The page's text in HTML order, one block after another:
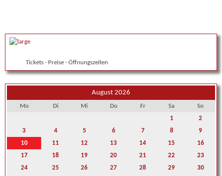
Tickets · Preise · Öffnungszeiten
August 2026
Mo Di Mi Do Fr Sa
So
1
2
3
4 5 6 7 8
9
10
11 12 13 14 15
16
17
18 19 20 21 22
23
24
25 26 27 28 29
30